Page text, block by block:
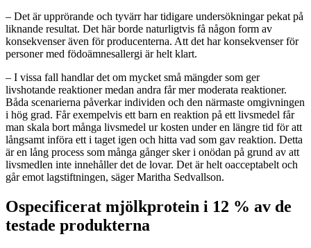
– Det är upprörande och tyvärr har tidigare undersökningar pekat på
liknande resultat. Det här borde naturligtvis få någon form av
konsekvenser även för producenterna. Att det har konsekvenser för
personer med födoämnesallergi är helt klart.
– I vissa fall handlar det om mycket små mängder som ger
livshotande reaktioner medan andra får mer moderata reaktioner.
Båda scenarierna påverkar individen och den närmaste omgivningen
i hög grad. Får exempelvis ett barn en reaktion på ett livsmedel får
man skala bort många livsmedel ur kosten under en längre tid för att
långsamt införa ett i taget igen och hitta vad som gav reaktion. Detta
är en lång process som många gånger sker i onödan på grund av att
livsmedlen inte innehåller det de lovar. Det är helt oacceptabelt och
går emot lagstiftningen, säger Maritha Sedvallson.
Ospecificerat mjölkprotein i 12 % av de
testade produkterna